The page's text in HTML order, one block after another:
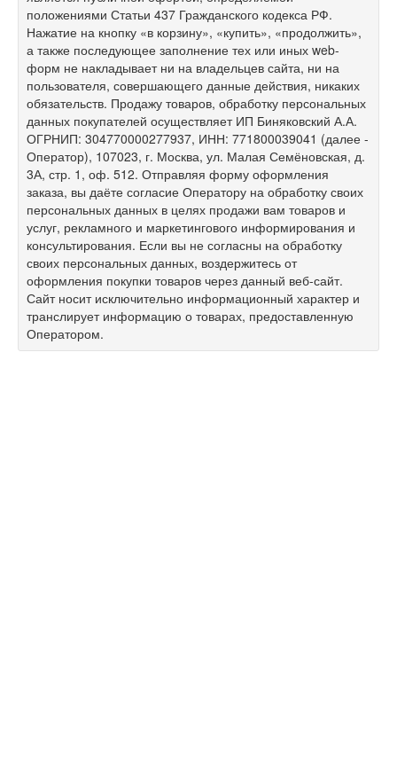
положениями Статьи 437 Гражданского кодекса РФ.
Нажатие на кнопку «в корзину», «купить», «продолжить»,
а также последующее заполнение тех или иных web-
форм не накладывает ни на владельцев сайта, ни на
пользователя, совершающего данные действия, никаких
обязательств. Продажу товаров, обработку персональных
данных покупателей осуществляет ИП Биняковский А.А.
ОГРНИП: 304770000277937, ИНН: 771800039041 (далее -
Оператор), 107023, г. Москва, ул. Малая Семёновская, д.
3А, стр. 1, оф. 512. Отправляя форму оформления
заказа, вы даёте согласие Оператору на обработку своих
персональных данных в целях продажи вам товаров и
услуг, рекламного и маркетингового информирования и
консультирования. Если вы не согласны на обработку
своих персональных данных, воздержитесь от
оформления покупки товаров через данный веб-сайт.
Сайт носит исключительно информационный характер и
транслирует информацию о товарах, предоставленную
Оператором.